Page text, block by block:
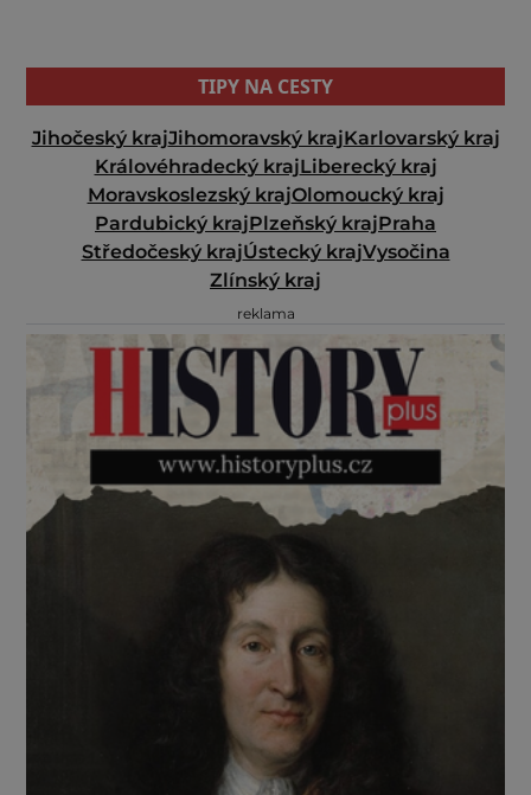
TIPY NA CESTY
Jihočeský krajJihomoravský krajKarlovarský kraj
Královéhradecký krajLiberecký kraj
Moravskoslezský krajOlomoucký kraj
Pardubický krajPlzeňský krajPraha
Středočeský krajÚstecký krajVysočina
Zlínský kraj
reklama